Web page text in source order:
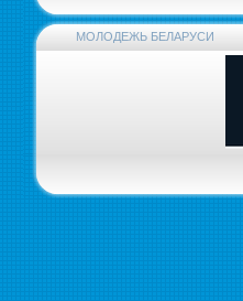
МОЛОДЕЖЬ БЕЛАРУСИ